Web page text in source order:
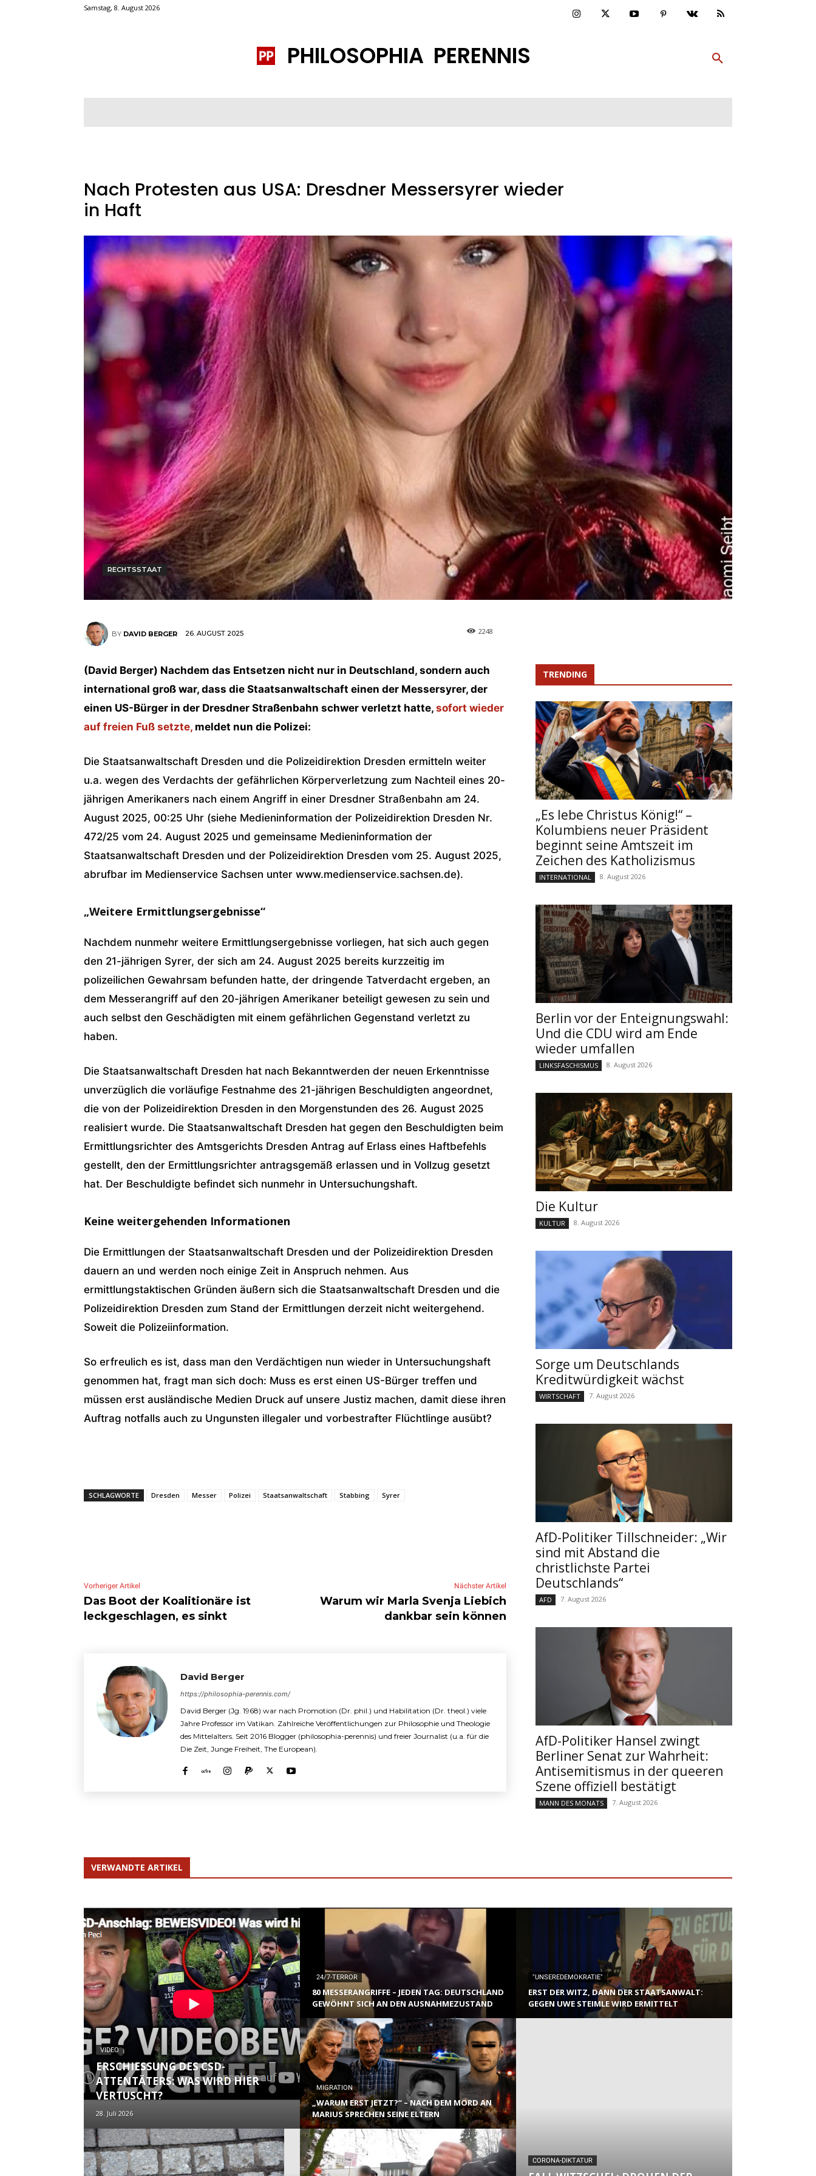
Samstag, 8. August 2026
PHILOSOPHIA PERENNIS
RECHTSSTAAT
Nach Protesten aus USA: Dresdner Messersyrer wieder
in Haft
BY DAVID BERGER 26. AUGUST 2025 2248
(David Berger) Nachdem das Entsetzen nicht nur in Deutschland, sondern auch
international groß war, dass die Staatsanwaltschaft einen der Messersyrer, der
einen US-Bürger in der Dresdner Straßenbahn schwer verletzt hatte, sofort wieder
auf freien Fuß setzte, meldet nun die Polizei:
Die Staatsanwaltschaft Dresden und die Polizeidirektion Dresden ermitteln weiter
u.a. wegen des Verdachts der gefährlichen Körperverletzung zum Nachteil eines 20-
jährigen Amerikaners nach einem Angriff in einer Dresdner Straßenbahn am 24.
August 2025, 00:25 Uhr (siehe Medieninformation der Polizeidirektion Dresden Nr.
472/25 vom 24. August 2025 und gemeinsame Medieninformation der
Staatsanwaltschaft Dresden und der Polizeidirektion Dresden vom 25. August 2025,
abrufbar im Medienservice Sachsen unter www.medienservice.sachsen.de).
„Weitere Ermittlungsergebnisse“
Nachdem nunmehr weitere Ermittlungsergebnisse vorliegen, hat sich auch gegen
den 21-jährigen Syrer, der sich am 24. August 2025 bereits kurzzeitig im
polizeilichen Gewahrsam befunden hatte, der dringende Tatverdacht ergeben, an
dem Messerangriff auf den 20-jährigen Amerikaner beteiligt gewesen zu sein und
auch selbst den Geschädigten mit einem gefährlichen Gegenstand verletzt zu
haben.
Die Staatsanwaltschaft Dresden hat nach Bekanntwerden der neuen Erkenntnisse
unverzüglich die vorläufige Festnahme des 21-jährigen Beschuldigten angeordnet,
die von der Polizeidirektion Dresden in den Morgenstunden des 26. August 2025
realisiert wurde. Die Staatsanwaltschaft Dresden hat gegen den Beschuldigten beim
Ermittlungsrichter des Amtsgerichts Dresden Antrag auf Erlass eines Haftbefehls
gestellt, den der Ermittlungsrichter antragsgemäß erlassen und in Vollzug gesetzt
hat. Der Beschuldigte befindet sich nunmehr in Untersuchungshaft.
Keine weitergehenden Informationen
Die Ermittlungen der Staatsanwaltschaft Dresden und der Polizeidirektion Dresden
dauern an und werden noch einige Zeit in Anspruch nehmen. Aus
ermittlungstaktischen Gründen äußern sich die Staatsanwaltschaft Dresden und die
Polizeidirektion Dresden zum Stand der Ermittlungen derzeit nicht weitergehend.
Soweit die Polizeiinformation.
So erfreulich es ist, dass man den Verdächtigen nun wieder in Untersuchungshaft
genommen hat, fragt man sich doch: Muss es erst einen US-Bürger treffen und
müssen erst ausländische Medien Druck auf unsere Justiz machen, damit diese ihren
Auftrag notfalls auch zu Ungunsten illegaler und vorbestrafter Flüchtlinge ausübt?
SCHLAGWORTE Dresden Messer Polizei Staatsanwaltschaft Stabbing Syrer
Vorheriger Artikel
Das Boot der Koalitionäre ist
leckgeschlagen, es sinkt
Nächster Artikel
Warum wir Marla Svenja Liebich
dankbar sein können
David Berger
https://philosophia-perennis.com/
David Berger (Jg. 1968) war nach Promotion (Dr. phil.) und Habilitation (Dr. theol.) viele
Jahre Professor im Vatikan. Zahlreiche Veröffentlichungen zur Philosophie und Theologie
des Mittelalters. Seit 2016 Blogger (philosophia-perennis) und freier Journalist (u.a. für die
Die Zeit, Junge Freiheit, The European).
TRENDING
„Es lebe Christus König!“ –
Kolumbiens neuer Präsident
beginnt seine Amtszeit im
Zeichen des Katholizismus
INTERNATIONAL 8. August 2026
Berlin vor der Enteignungswahl:
Und die CDU wird am Ende
wieder umfallen
LINKSFASCHISMUS 8. August 2026
Die Kultur
KULTUR 8. August 2026
Sorge um Deutschlands
Kreditwürdigkeit wächst
WIRTSCHAFT 7. August 2026
AfD-Politiker Tillschneider: „Wir
sind mit Abstand die
christlichste Partei
Deutschlands“
AFD 7. August 2026
AfD-Politiker Hansel zwingt
Berliner Senat zur Wahrheit:
Antisemitismus in der queeren
Szene offiziell bestätigt
MANN DES MONATS 7. August 2026
VERWANDTE ARTIKEL
VIDEO
ERSCHIESSUNG DES CSD-A
TTENTÄTERS: WAS WIRD HIER V
ERTUSCHT?
28. Juli 2026
24/7-TERROR
80 MESSERANGRIFFE – JEDEN TAG: DEUTSCHLAND
GEWÖHNT SICH AN DEN AUSNAHMEZUSTAND
MIGRATION
„WARUM ERST JETZT?“ – NACH DEM MORD AN
MARIUS SPRECHEN SEINE ELTERN
"UNSEREDEMOKRATIE"
ERST DER WITZ, DANN DER STAATSANWALT:
GEGEN UWE STEIMLE WIRD ERMITTELT
CORONA-DIKTATUR